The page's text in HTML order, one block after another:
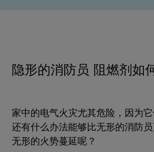
隐形的消防员 阻燃剂如
家中的电气火灾尤其危险，因为它
还有什么办法能够比无形的消防
无形的火势蔓延呢？